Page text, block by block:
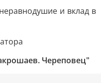
и вклад в
Череповец"